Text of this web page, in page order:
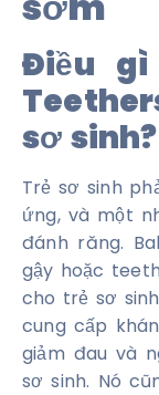
Điều gì
sơ sinh?
Trẻ sơ sinh
ứng, và một
đánh răng.
gậy hoặc
cho trẻ sơ
cung cấp
giảm đau và
sơ sinh. Nó